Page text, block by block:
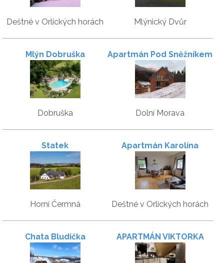
Deštné v Orlických horách Mlýnický Dvůr
Mlýn Dobruška
Dobruška
Apartmán Pod Sněžníkem
Dolní Morava
Statek
Horní Čermná
Apartmán Karolína
Deštné v Orlických horách
Chata Bludička APARTMÁN VIKTORKA